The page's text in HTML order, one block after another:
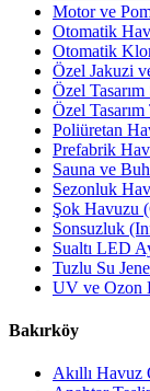
Motor ve
Otomatik
Otomatik
Özel Jakuzi
Özel
Özel
Poliüretan
Prefabrik
Sauna ve
Sezonluk
Şok Havuzu
Sonsuzluk
Sualtı LED
Tuzlu Su
UV ve Ozon
Bakırköy
Akıllı Havuz